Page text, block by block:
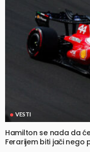
VESTI
Hamilton se nada da
Ferarijem biti jači nego